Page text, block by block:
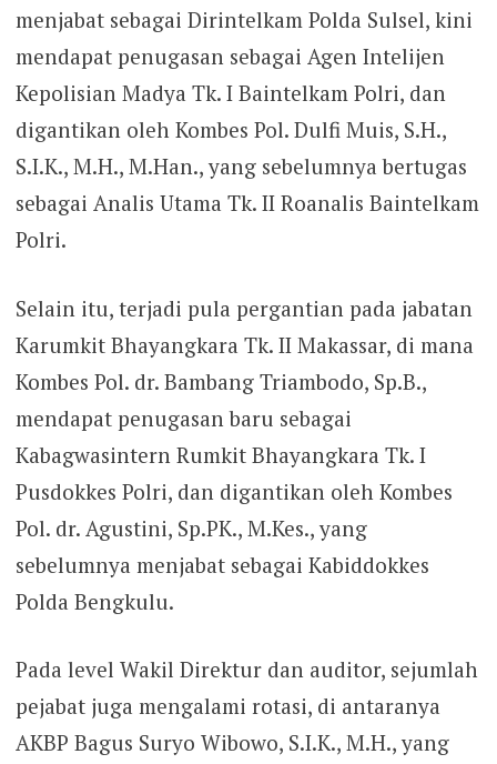
menjabat sebagai Dirintelkam Polda Sulsel, kini
mendapat penugasan sebagai Agen Intelijen
Kepolisian Madya Tk. I Baintelkam Polri, dan
digantikan oleh Kombes Pol. Dulfi Muis, S.H.,
S.I.K., M.H., M.Han., yang sebelumnya bertugas
sebagai Analis Utama Tk. II Roanalis Baintelkam
Polri.
Selain itu, terjadi pula pergantian pada jabatan
Karumkit Bhayangkara Tk. II Makassar, di mana
Kombes Pol. dr. Bambang Triambodo, Sp.B.,
mendapat penugasan baru sebagai
Kabagwasintern Rumkit Bhayangkara Tk. I
Pusdokkes Polri, dan digantikan oleh Kombes
Pol. dr. Agustini, Sp.PK., M.Kes., yang
sebelumnya menjabat sebagai Kabiddokkes
Polda Bengkulu.
Pada level Wakil Direktur dan auditor, sejumlah
pejabat juga mengalami rotasi, di antaranya
AKBP Bagus Suryo Wibowo, S.I.K., M.H., yang